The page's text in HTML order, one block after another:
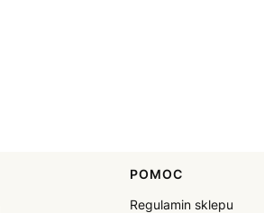
Linki w stopce
POMOC
Regulamin sklepu